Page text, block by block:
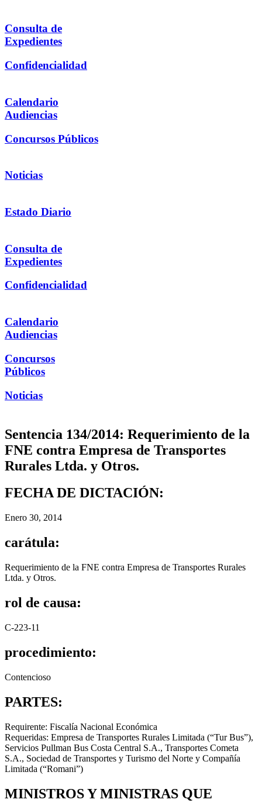
Consulta de
Expedientes
Confidencialidad
Calendario
Audiencias
Concursos Públicos
Noticias
Estado Diario
Consulta de
Expedientes
Confidencialidad
Calendario
Audiencias
Concursos
Públicos
Noticias
Sentencia 134/2014: Requerimiento de la
FNE contra Empresa de Transportes
Rurales Ltda. y Otros.
FECHA DE DICTACIÓN:
Enero 30, 2014
carátula:
Requerimiento de la FNE contra Empresa de Transportes Rurales
Ltda. y Otros.
rol de causa:
C-223-11
procedimiento:
Contencioso
PARTES:
Requirente: Fiscalía Nacional Económica
Requeridas: Empresa de Transportes Rurales Limitada (“Tur Bus”),
Servicios Pullman Bus Costa Central S.A., Transportes Cometa
S.A., Sociedad de Transportes y Turismo del Norte y Compañía
Limitada (“Romani”)
MINISTROS Y MINISTRAS QUE